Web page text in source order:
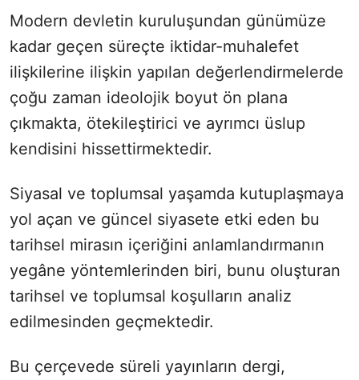
Modern devletin kuruluşundan günümüze
kadar geçen süreçte iktidar-muhalefet
ilişkilerine ilişkin yapılan değerlendirmelerde
çoğu zaman ideolojik boyut ön plana
çıkmakta, ötekileştirici ve ayrımcı üslup
kendisini hissettirmektedir.
Siyasal ve toplumsal yaşamda kutuplaşmaya
yol açan ve güncel siyasete etki eden bu
tarihsel mirasın içeriğini anlamlandırmanın
yegâne yöntemlerinden biri, bunu oluşturan
tarihsel ve toplumsal koşulların analiz
edilmesinden geçmektedir.
Bu çerçevede süreli yayınların dergi,